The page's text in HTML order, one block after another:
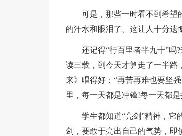
可是，那些一时看不到希望
的汗水和眼泪了。这让人十分遗
还记得“行百里者半九十”吗
读三载，到今天才算走了一半路
来》唱得好：“再苦再难也要坚
里，每一天都是冲锋!每一天都
学生都知道“亮剑”精神，它
剑，要敢于亮出自己的气势，即